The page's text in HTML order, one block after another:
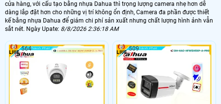
cửa hàng, với cấu tạo bằng nhựa Dahua thì trọng lượng camera nhẹ hơn dễ
dàng lắp đặt hơn cho những vị trí không ổn định, Camera đa phần được thiết
kế bằng nhựa Dahua để giám chi phí sản xuất nhưng chất lượng hình ảnh vẫn
sắt nét. Ngày Upate: 8/8/2026 2:36:18 AM
564 509